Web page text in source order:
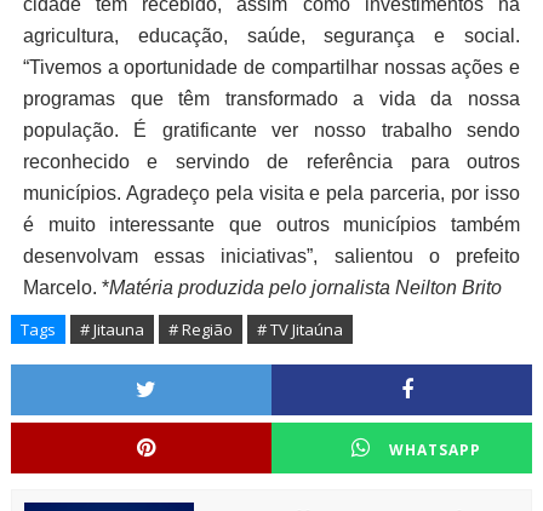
agricultura, educação, saúde, segurança e social.
“Tivemos a oportunidade de compartilhar nossas ações e
programas que têm transformado a vida da nossa
população. É gratificante ver nosso trabalho sendo
reconhecido e servindo de referência para outros
municípios. Agradeço pela visita e pela parceria, por isso
é muito interessante que outros municípios também
desenvolvam essas iniciativas”, salientou o prefeito
Marcelo. *Matéria produzida pelo jornalista Neilton Brito
Tags # Jitauna # Região # TV Jitaúna
WHATSAPP